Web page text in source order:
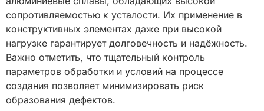
сопротивляемостью к усталости. Их применение в
конструктивных элементах даже при высокой
нагрузке гарантирует долговечность и надёжность.
Важно отметить, что тщательный контроль
параметров обработки и условий на процессе
создания позволяет минимизировать риск
образования дефектов.